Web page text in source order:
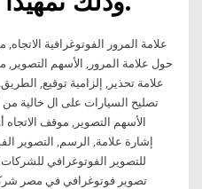
علامة المرور الفوتوغرافية
حول علامة المرور, الأسهم التصوير,
علامة تحذير, إلزامية توقيع,
تصليح السيارات على ال خالية من
إشارة علامة, الرسم, التصوير
للتصوير الفوتوغرافي
تصوير فوتوغرافي في مصر